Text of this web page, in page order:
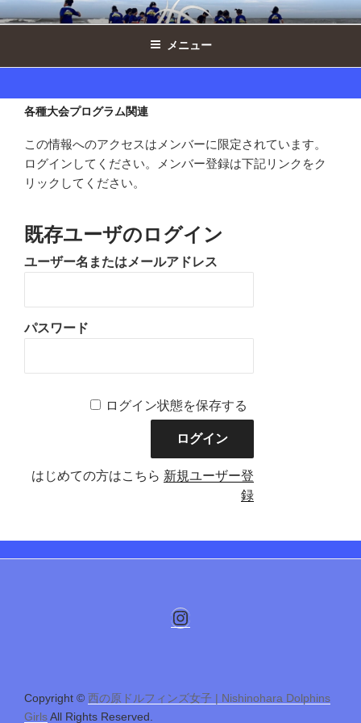
コ
ン
ン
西の原ドルフィンズ女子 ｜ 千葉県印
西市ミニバスケットボール
メニュー
各種大会プログラム関連
この情報へのアクセスはメンバーに限定されています。
ログインしてください。メンバー登録は下記リンクをク
リックしてください。
既存ユーザのログイン
ユーザー名またはメールアドレス
パスワード
ログイン状態を保存する
はじめての方はこちら 新規ユーザー登
録
Instagram
Copyright © 西の原ドルフィンズ女子 | Nishinohara Dolphins
GirlsAll Rights Reserved.